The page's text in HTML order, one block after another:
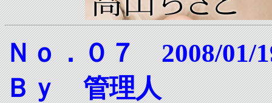
Ｎｏ．０７ 2008/
Ｂｙ 管理人